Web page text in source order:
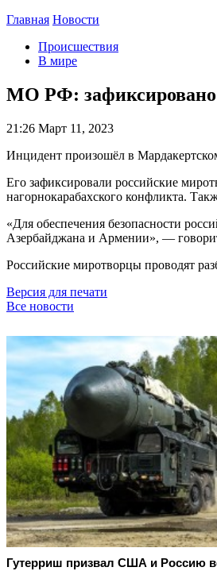
Главная Новости
Происшествия
В мире
МО РФ: зафиксировано
21:26 Март 11, 2023
Инцидент произошёл в
Его зафиксировали российские
нагорнокарабахского конфликта.
«Для обеспечения безопасности
Азербайджана и Армении», —
Российские миротворцы проводят
Версия для печати
Все новости
Гутерриш призвал США и Россию